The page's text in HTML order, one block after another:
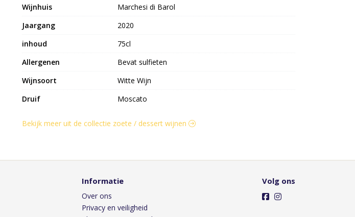
Wijnhuis
Marchesi di Barol
Jaargang
2020
inhoud
75cl
Allergenen
Bevat sulfieten
Wijnsoort
Witte Wijn
Druif
Moscato
Bekijk meer uit de collectie zoete / dessert wijnen
Informatie
Over ons
Privacy en veiligheid
Volg ons